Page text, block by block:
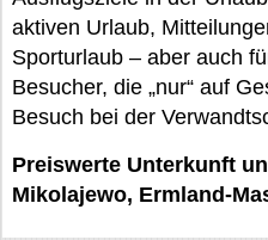
aktiven Urlaub,
Sporturlaub – aber auch
Besucher, die „nur“ auf
Besuch bei der
Preiswerte Unterkunft
Mikolajewo, Ermland-